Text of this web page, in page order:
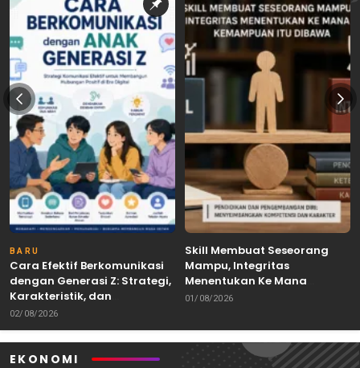
BARU
Cara Efektif Berkomunikasi
dengan Generasi Z: Strategi,
Karakteristik, dan
Tantangannya
02/08/2026
Skill Membuat Seseorang
Mampu, Integritas
Menentukan Ke Mana
Kemampuan Itu Dibawa
01/08/2026
EKONOMI